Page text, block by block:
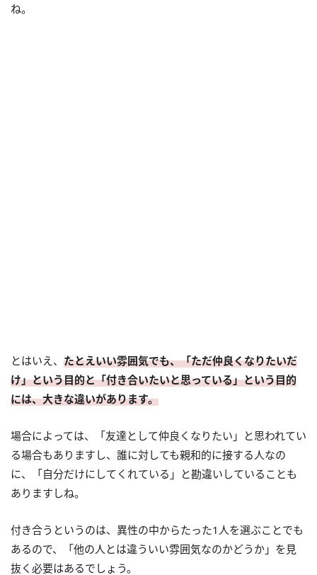
ね。
とはいえ、 たとえいい雰囲気でも、「ただ仲良くなりたいだ
け」という目的と「付き合いたいと思っている」という目的
には、大きな違いがあります。
場合によっては、「友達として仲良くなりたい」と思われてい
る場合もありますし、誰に対しても親和的に接する人なの
に、「自分だけにしてくれている」と勘違いしていることも
ありますしね。
付き合うというのは、異性の中からたった1人を選ぶことでも
あるので、「他の人とは違ういい雰囲気なのかどうか」を見
抜く必要はあるでしょう。